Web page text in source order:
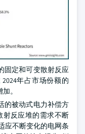
固定和可变散射反应
2024年占市场份额的
。
的被动式电力补偿方
射反应堆的需求不断
应不断变化的电网条